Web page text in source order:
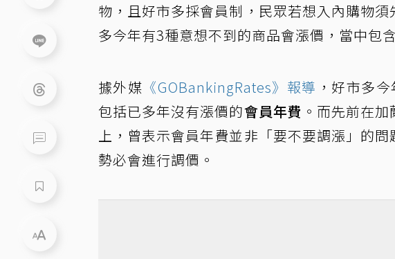
物，且好市多採會員制，民眾若想入內購物
多今年有3種意想不到的商品會漲價，當中包
據外媒 《GOBankingRates》報導 ，好市多
包括已多年沒有漲價的會員年費 。而先前在
上，曾表示會員年費並非「要不要調漲」的問
勢必會進行調價。